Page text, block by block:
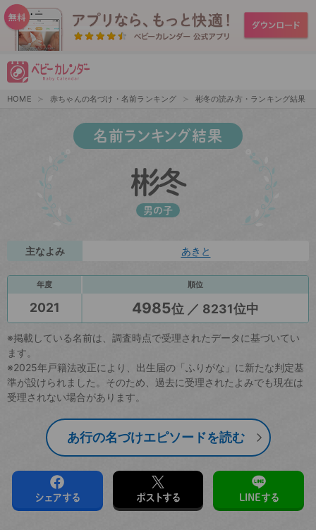
HOME 赤ちゃんの名づけ・名前ランキング 彬冬の読み方・ランキング結果
名前ランキング結果
彬冬
男の子
主なよみ あきと
年度 順位
2021 4985位 ／ 8231位中
※掲載している名前は、調査時点で受理されたデータに基づいてい
ます。
※2025年戸籍法改正により、出生届の「ふりがな」に新たな判定基
準が設けられました。そのため、過去に受理されたよみでも現在は
受理されない場合があります。
あ行の名づけエピソードを読む
シェアする ポストする LINEする